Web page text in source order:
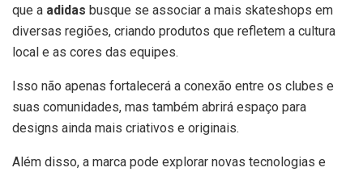
que a adidas busque se associar a mais skateshops em
diversas regiões, criando produtos que refletem a cultura
local e as cores das equipes.
Isso não apenas fortalecerá a conexão entre os clubes e
suas comunidades, mas também abrirá espaço para
designs ainda mais criativos e originais.
Além disso, a marca pode explorar novas tecnologias e